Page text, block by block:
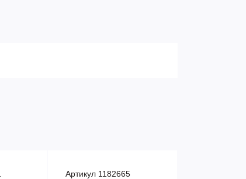
Артикул 1182665